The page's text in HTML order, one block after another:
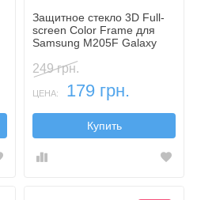
Защитное стекло 3D Full-
screen Color Frame для
Samsung M205F Galaxy
249 грн.
ЦЕНА: 179 грн.
Купить